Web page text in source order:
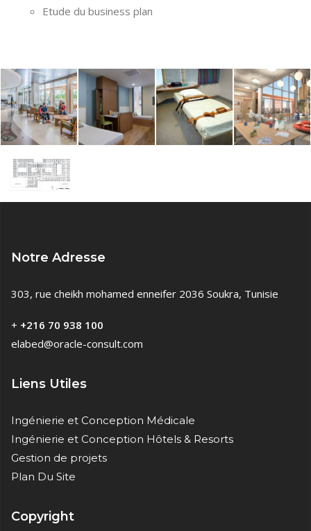
Etude du business plan
Notre Adresse
303, rue cheikh mohamed enneifer 2036 Soukra, Tunisie
+ +216 70 938 100
elabed@oracle-consult.com
Liens Utiles
Ingénierie et Conception Médicale
Ingénierie et Conception Hôtels & Resorts
Gestion de projets
Plan Du Site
Copyright